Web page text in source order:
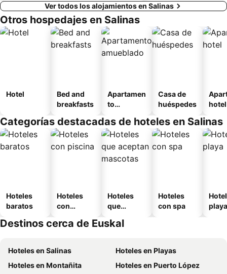
Ver todos los alojamientos en Salinas
Otros hospedajes en Salinas
Hotel
Bed and
breakfasts
Apartamen
to
o
Casa de
huéspedes
hotel
Categorías destacadas de hoteles en Salinas
Hoteles
baratos
Hoteles
con
Hoteles
que
mascotas
Hoteles
con spa
playa
Destinos cerca de Euskal
Hoteles en Salinas
Hoteles en Playas
Hoteles en Montañita
Hoteles en Puerto López